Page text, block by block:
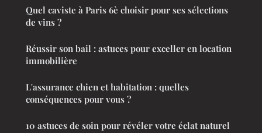
Quel caviste à Paris 6è choisir pour ses sélections
de vins ?
Réussir son bail : astuces pour exceller en location
immobilière
L'assurance chien et habitation : quelles
conséquences pour vous ?
10 astuces de soin pour révéler votre éclat naturel